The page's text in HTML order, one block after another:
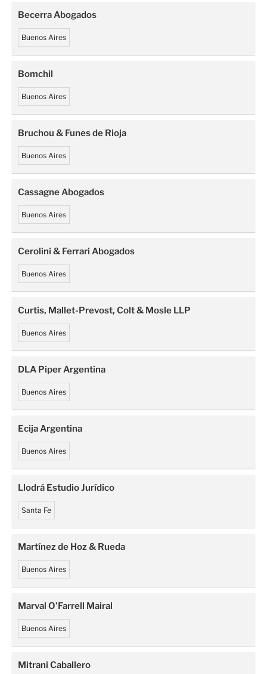
Becerra Abogados
Buenos Aires
Bomchil
Buenos Aires
Bruchou & Funes de Rioja
Buenos Aires
Cassagne Abogados
Buenos Aires
Cerolini & Ferrari Abogados
Buenos Aires
Curtis, Mallet-Prevost, Colt & Mosle LLP
Buenos Aires
DLA Piper Argentina
Buenos Aires
Ecija Argentina
Buenos Aires
Llodrá Estudio Jurídico
Santa Fe
Martínez de Hoz & Rueda
Buenos Aires
Marval O’Farrell Mairal
Buenos Aires
Mitrani Caballero